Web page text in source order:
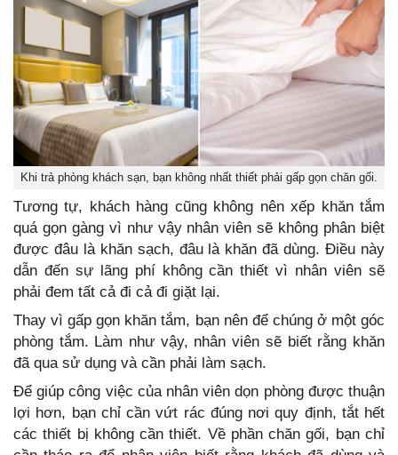
Khi trả phòng khách sạn, bạn không nhất thiết phải gấp gọn chăn gối.
Tương tự, khách hàng cũng không nên xếp khăn tắm
quá gọn gàng vì như vậy nhân viên sẽ không phân biệt
được đâu là khăn sạch, đâu là khăn đã dùng. Điều này
dẫn đến sự lãng phí không cần thiết vì nhân viên sẽ
phải đem tất cả đi cả đi giặt lại.
Thay vì gấp gọn khăn tắm, bạn nên để chúng ở một góc
phòng tắm. Làm như vậy, nhân viên sẽ biết rằng khăn
đã qua sử dụng và cần phải làm sạch.
Để giúp công việc của nhân viên dọn phòng được thuận
lợi hơn, bạn chỉ cần vứt rác đúng nơi quy định, tắt hết
các thiết bị không cần thiết. Về phần chăn gối, bạn chỉ